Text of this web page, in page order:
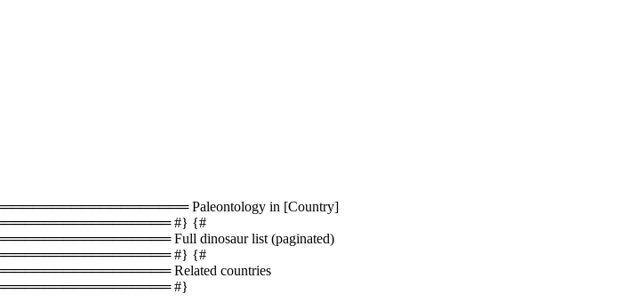
Paleontology in [Country]
#} {#
Full dinosaur list (paginated)
#} {#
Related countries
#}